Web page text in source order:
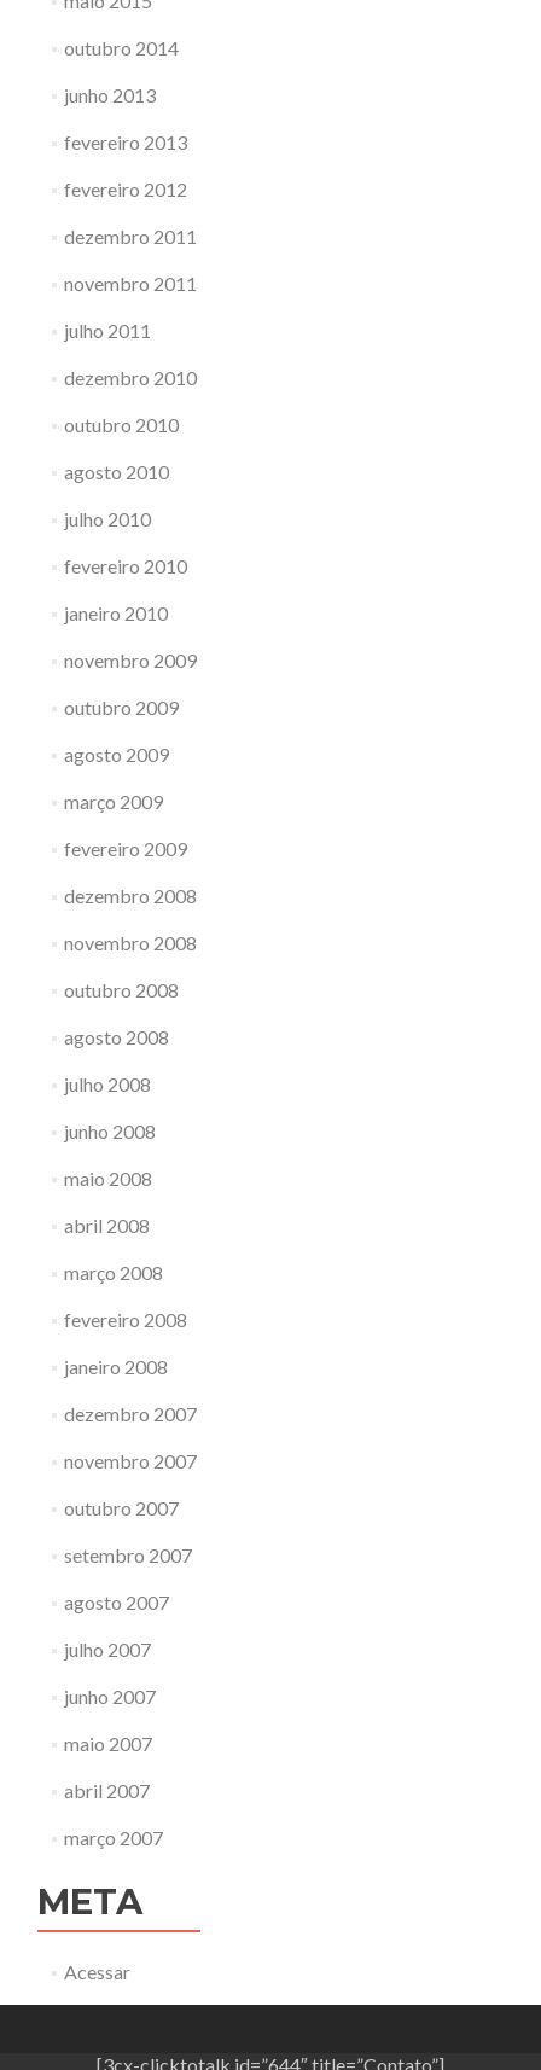
outubro 2014
junho 2013
fevereiro 2013
fevereiro 2012
dezembro 2011
novembro 2011
julho 2011
dezembro 2010
outubro 2010
agosto 2010
julho 2010
fevereiro 2010
janeiro 2010
novembro 2009
outubro 2009
agosto 2009
março 2009
fevereiro 2009
dezembro 2008
novembro 2008
outubro 2008
agosto 2008
julho 2008
junho 2008
maio 2008
abril 2008
março 2008
fevereiro 2008
janeiro 2008
dezembro 2007
novembro 2007
outubro 2007
setembro 2007
agosto 2007
julho 2007
junho 2007
maio 2007
abril 2007
março 2007
META
Acessar
[3cx-clicktotalk id=”644″ title=”Contato”]